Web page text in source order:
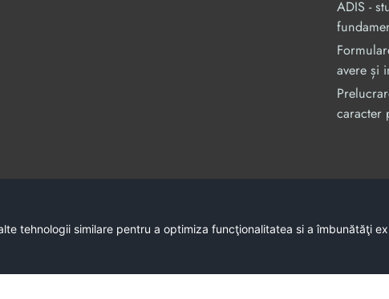
ADIS -
avere și
caracter
Conținutul acestui site web nu
tehnologii similare pentru a optimiza funcţionalitatea si a îmbunătăţi